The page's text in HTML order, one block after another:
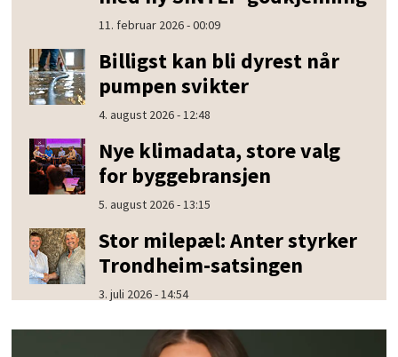
11. februar 2026 - 00:09
Billigst kan bli dyrest når
pumpen svikter
4. august 2026 - 12:48
Nye klimadata, store valg
for byggebransjen
5. august 2026 - 13:15
Stor milepæl: Anter styrker
Trondheim-satsingen
3. juli 2026 - 14:54